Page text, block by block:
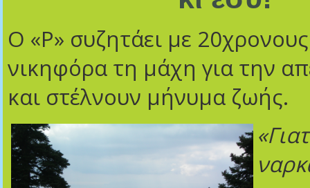
Ο «Ρ» συζητάει με
νικηφόρα τη μάχη για την
και στέλνουν μήνυμα ζωής.